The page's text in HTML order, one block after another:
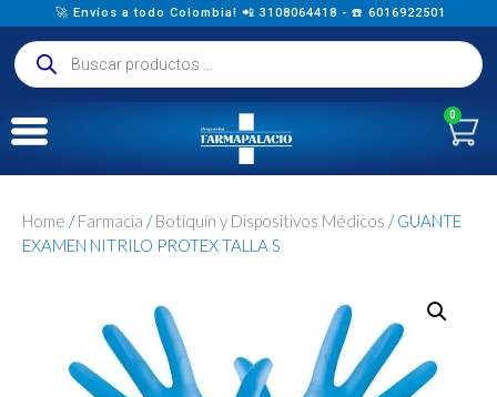
🚀 Envíos a todo Colombia! 📲 3108064418 - ☎️ 6016922501
0
Home /Farmacia /Botiquín y Dispositivos Médicos / GUANTE
EXAMEN NITRILO PROTEX TALLA S